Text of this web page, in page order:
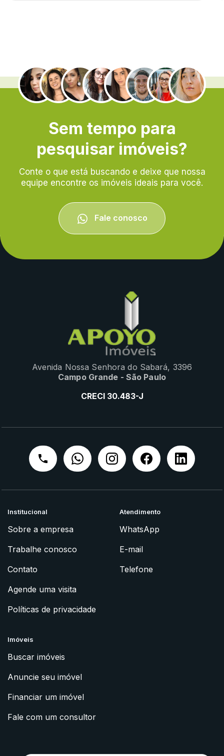
.
Sem tempo para
pesquisar imóveis?
Conte o que está buscando e deixe que nossa
equipe encontre os imóveis ideais para você.
Fale conosco
Avenida Nossa Senhora do Sabará, 3396
Campo Grande - São Paulo
CRECI 30.483-J
Institucional
Sobre a empresa
Trabalhe conosco
Contato
Agende uma visita
Políticas de privacidade
Atendimento
WhatsApp
E-mail
Telefone
Imóveis
Buscar imóveis
Anuncie seu imóvel
Financiar um imóvel
Fale com um consultor